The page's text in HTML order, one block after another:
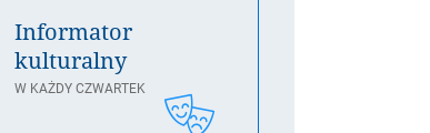
Informator
kulturalny
W KAŻDY CZWARTEK